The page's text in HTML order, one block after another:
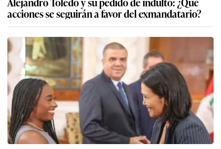
acciones se seguirán a favor del exmandatario?